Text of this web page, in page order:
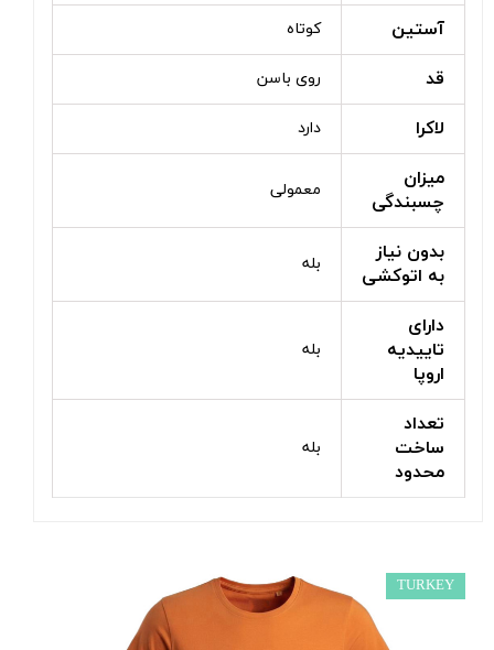
آستین کوتاه
قد روی باسن
لاکرا دارد
میزان
چسبندگی
معمولی
بدون نیاز
به اتوکشی
بله
دارای
تاییدیه
اروپا
بله
تعداد
ساخت
محدود
بله
TURKEY